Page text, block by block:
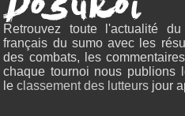
Retrouvez toute l'actualité
français du sumo avec les
des combats, les
chaque tournoi nous publions
leclassement des lutteurs jour